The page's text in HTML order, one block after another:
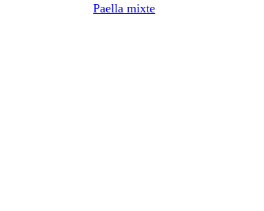
Paella mixte